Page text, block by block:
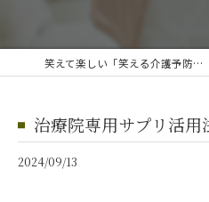
笑えて楽しい「笑える介護予防体操教室」
治療院専用サプリ活用
2024/09/13